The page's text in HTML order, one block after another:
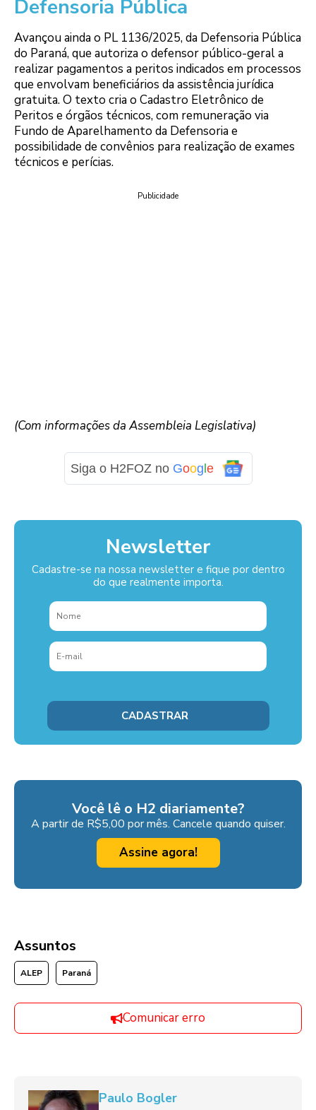
Defensoria Pública
Avançou ainda o PL 1136/2025, da Defensoria Pública
do Paraná, que autoriza o defensor público-geral a
realizar pagamentos a peritos indicados em processos
que envolvam beneficiários da assistência jurídica
gratuita. O texto cria o Cadastro Eletrônico de
Peritos e órgãos técnicos, com remuneração via
Fundo de Aparelhamento da Defensoria e
possibilidade de convênios para realização de exames
técnicos e perícias.
Publicidade
(Com informações da Assembleia Legislativa)
Siga o H2FOZ no Google
Newsletter
Cadastre-se na nossa newsletter e fique por dentro
do que realmente importa.
Você lê o H2 diariamente?
A partir de R$5,00 por mês. Cancele quando quiser.
Assine agora!
Assuntos
ALEP Paraná
Comunicar erro
Paulo Bogler